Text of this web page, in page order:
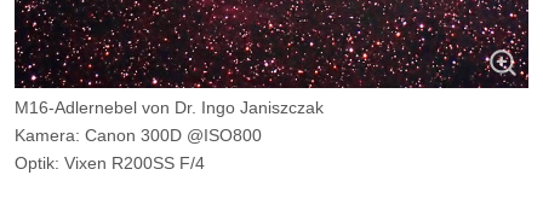
M16-Adlernebel von Dr. Ingo Janiszczak
Kamera: Canon 300D @ISO800
Optik: Vixen R200SS F/4